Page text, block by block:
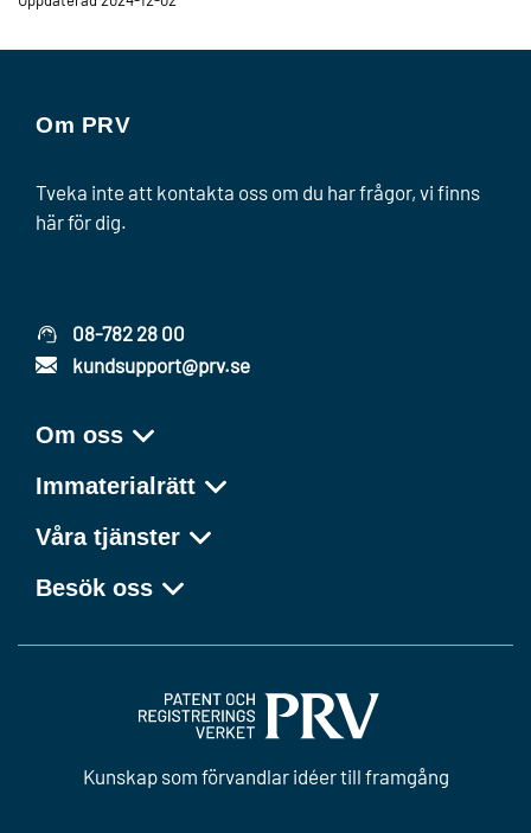
Om PRV
Tveka inte att kontakta oss om du har frågor, vi finns
här för dig.
08-782 28 00
kundsupport@prv.se
Om oss
Immaterialrätt
Våra tjänster
Besök oss
Kunskap som förvandlar idéer till framgång